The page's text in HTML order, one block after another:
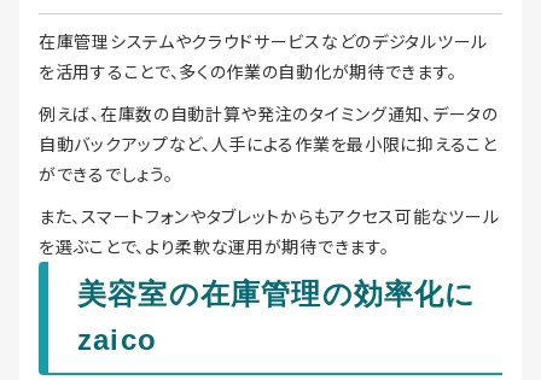
在庫管理システムやクラウドサービスなどのデジタルツール
を活用することで、多くの作業の自動化が期待できます。
例えば、在庫数の自動計算や発注のタイミング通知、データの
自動バックアップなど、人手による作業を最小限に抑えること
ができるでしょう。
また、スマートフォンやタブレットからもアクセス可能なツール
を選ぶことで、より柔軟な運用が期待できます。
美容室の在庫管理の効率化に
zaico